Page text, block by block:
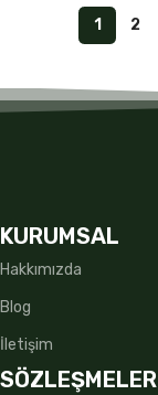
1 2
KURUMSAL
Hakkımızda
Blog
İletişim
SÖZLEŞMELER